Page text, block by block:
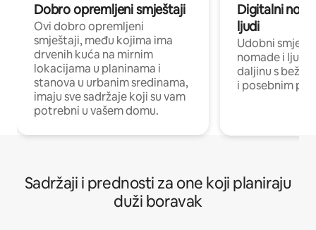
Dobro opremljeni smještaji
Ovi dobro opremljeni
smještaji, među kojima ima
drvenih kuća na mirnim
lokacijama u planinama i
stanova u urbanim sredinama,
imaju sve sadržaje koji su vam
potrebni u vašem domu.
Digitalni
ljudi
Udobni
nomade i ljude
daljinu s
i posebnim
Sadržaji i prednosti za one koji planiraju
duži boravak